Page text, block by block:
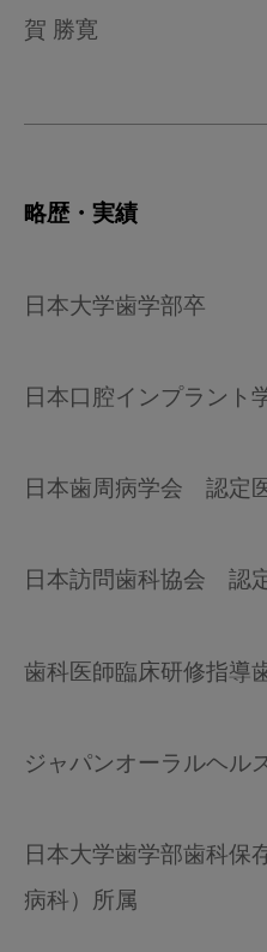
賀 勝寛
略歴・実績
日本大学歯学部卒
日本口腔インプラント
日本歯周病学会 認定
日本訪問歯科協会 認
歯科医師臨床研修指導
ジャパンオーラルヘル
日本大学歯学部歯科保
病科）所属